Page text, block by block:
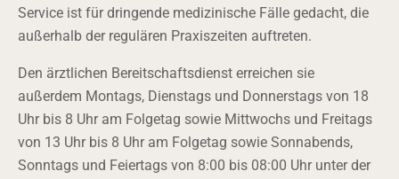
Service ist für dringende medizinische Fälle gedacht, die
außerhalb der regulären Praxiszeiten auftreten.
Den ärztlichen Bereitschaftsdienst erreichen sie
außerdem Montags, Dienstags und Donnerstags von 18
Uhr bis 8 Uhr am Folgetag sowie Mittwochs und Freitags
von 13 Uhr bis 8 Uhr am Folgetag sowie Sonnabends,
Sonntags und Feiertags von 8:00 bis 08:00 Uhr unter der